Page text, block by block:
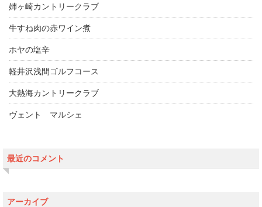
姉ヶ崎カントリークラブ
牛すね肉の赤ワイン煮
ホヤの塩辛
軽井沢浅間ゴルフコース
大熱海カントリークラブ
ヴェント マルシェ
最近のコメント
アーカイブ